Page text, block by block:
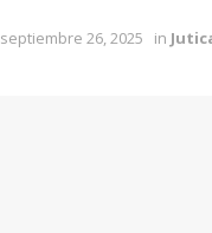
septiembre 26, 2025 in